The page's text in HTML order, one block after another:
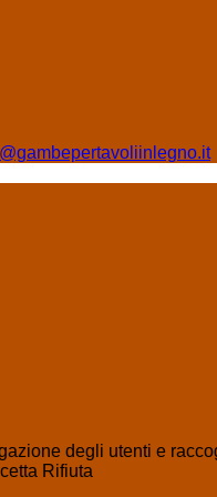
degli utenti e
Rifiuta